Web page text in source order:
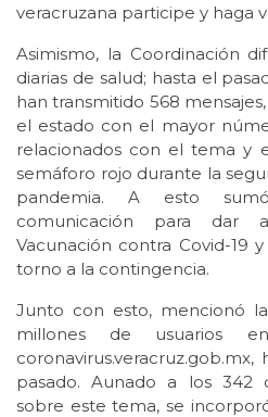
veracruzana participe y haga
Asimismo, la Coordinación
diarias de salud; hasta el
han transmitido 568
el estado con el mayor
relacionados con el tema y
semáforo rojo durante la
pandemia. A esto
comunicación para dar
Vacunación contra Covid-19
torno a la contingencia.
Junto con esto, mencionó
millones de usuarios
pasado. Aunado a los 342
sobre este tema, se